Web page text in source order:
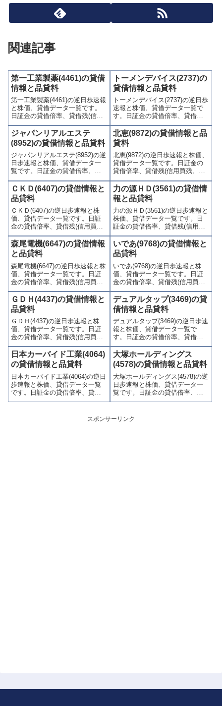
関連記事
第一工業製薬(4461)の貸借
情報と品貸料
第一工業製薬(4461)の逆日歩速報
と株価、貸借データ一覧です。
日証金の貸借倍率、貸借残(信用
買残、信用売残)、品貸料(逆日
歩)、東証の週末残高、規制(注意
喚起・申込停止)など、空売り関
連情報を集計し、図解でわかり
やすくまとめて掲載していま
す。
トーメンデバイス(2737)の
貸借情報と品貸料
トーメンデバイス(2737)の逆日歩
速報と株価、貸借データ一覧で
す。日証金の貸借倍率、貸借残
(信用買残、信用売残)、品貸料
(逆日歩)、東証の週末残高、規制
(注意喚起・申込停止)など、空売
り関連情報を集計し、図解でわ
かりやすくまとめて掲載してい
ます。
ジャパンリアルエステ
(8952)の貸借情報と品貸料
ジャパンリアルエステ(8952)の逆
日歩速報と株価、貸借データ一
覧です。日証金の貸借倍率、貸
借残(信用買残、信用売残)、品貸
料(逆日歩)、東証の週末残高、規
制(注意喚起・申込停止)など、空
売り関連情報を集計し、図解で
わかりやすくまとめて掲載して
います。
北恵(9872)の貸借情報と品
貸料
北恵(9872)の逆日歩速報と株価、
貸借データ一覧です。日証金の
貸借倍率、貸借残(信用買残、信
用売残)、品貸料(逆日歩)、東証
の週末残高、規制(注意喚起・申
込停止)など、空売り関連情報を
集計し、図解でわかりやすくま
とめて掲載しています。
ＣＫＤ(6407)の貸借情報と
品貸料
ＣＫＤ(6407)の逆日歩速報と株
価、貸借データ一覧です。日証
金の貸借倍率、貸借残(信用買
残、信用売残)、品貸料(逆日
歩)、東証の週末残高、規制(注意
喚起・申込停止)など、空売り関
連情報を集計し、図解でわかり
やすくまとめて掲載していま
す。
力の源ＨＤ(3561)の貸借情
報と品貸料
力の源ＨＤ(3561)の逆日歩速報と
株価、貸借データ一覧です。日
証金の貸借倍率、貸借残(信用買
残、信用売残)、品貸料(逆日
歩)、東証の週末残高、規制(注意
喚起・申込停止)など、空売り関
連情報を集計し、図解でわかり
やすくまとめて掲載していま
す。
森尾電機(6647)の貸借情報
と品貸料
森尾電機(6647)の逆日歩速報と株
価、貸借データ一覧です。日証
金の貸借倍率、貸借残(信用買
残、信用売残)、品貸料(逆日
歩)、東証の週末残高、規制(注意
喚起・申込停止)など、空売り関
連情報を集計し、図解でわかり
やすくまとめて掲載していま
す。
いであ(9768)の貸借情報と
品貸料
いであ(9768)の逆日歩速報と株
価、貸借データ一覧です。日証
金の貸借倍率、貸借残(信用買
残、信用売残)、品貸料(逆日
歩)、東証の週末残高、規制(注意
喚起・申込停止)など、空売り関
連情報を集計し、図解でわかり
やすくまとめて掲載していま
す。
ＧＤＨ(4437)の貸借情報と
品貸料
ＧＤＨ(4437)の逆日歩速報と株
価、貸借データ一覧です。日証
金の貸借倍率、貸借残(信用買
残、信用売残)、品貸料(逆日
歩)、東証の週末残高、規制(注意
喚起・申込停止)など、空売り関
連情報を集計し、図解でわかり
やすくまとめて掲載していま
す。
デュアルタップ(3469)の貸
借情報と品貸料
デュアルタップ(3469)の逆日歩速
報と株価、貸借データ一覧で
す。日証金の貸借倍率、貸借残
(信用買残、信用売残)、品貸料
(逆日歩)、東証の週末残高、規制
(注意喚起・申込停止)など、空売
り関連情報を集計し、図解でわ
かりやすくまとめて掲載してい
ます。
日本カーバイド工業(4064)
の貸借情報と品貸料
日本カーバイド工業(4064)の逆日
歩速報と株価、貸借データ一覧
です。日証金の貸借倍率、貸借
残(信用買残、信用売残)、品貸料
(注意喚起・申込停止)など、空売
り関連情報を集計し、図解でわ
大塚ホールディングス
(4578)の貸借情報と品貸料
大塚ホールディングス(4578)の逆
日歩速報と株価、貸借データ一
覧です。日証金の貸借倍率、貸
借残(信用買残、信用売残)、品貸
制(注意喚起・申込停止)など、空
売り関連情報を集計し、図解で
スポンサーリンク